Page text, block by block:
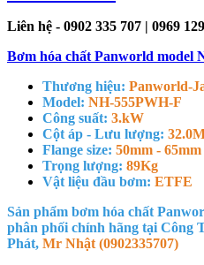
Liên hệ - 0902 335 707 | 0969
Bơm hóa chất Panworld model
Thương hiệu: Panworld-
Model: NH-555PWH-F
Công suất: 3.kW
Cột áp - Lưu lượng:
Flange size: 50mm - 65mm
Trọng lượng: 89Kg
Vật liệu đầu bơm: ETFE
Sản phẩm bơm hóa chất
phân phối chính hãng tại Công
Phát, Mr Nhật (0902335707)